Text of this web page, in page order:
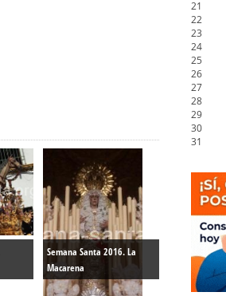
Semana Santa 2016. La
Macarena
21
22
23
24
25
26
27
28
29
30
31